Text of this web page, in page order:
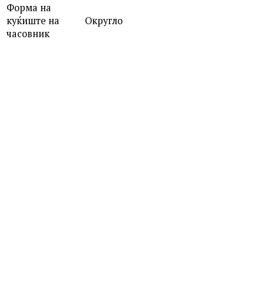
Форма на
куќиште на
часовник
Округло